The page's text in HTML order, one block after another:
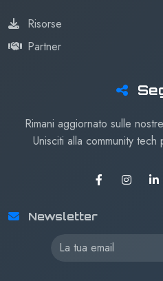
Risorse
Partner
Rimani aggiornato sulle
Unisciti alla community
Newsletter